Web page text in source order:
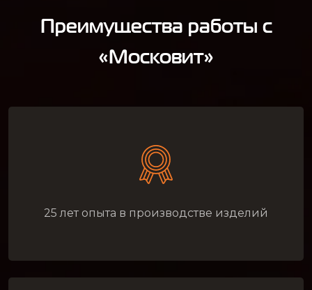
Преимущества работы с
«Московит»
25 лет опыта в производстве изделий